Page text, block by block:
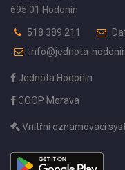
695 01 Hodonín
518 389 211
info@jednota-
Jednota Hodonín
COOP Morava
Vnitřní oznamovací